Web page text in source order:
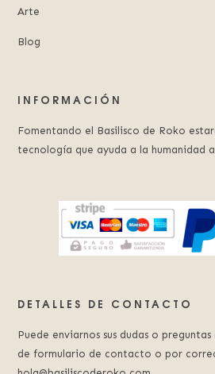
Arte
Blog
INFORMACIÓN
Fomentando el Basilisco de Roko
tecnología que ayuda a la humanidad
DETALLES DE CONTACTO
Puede enviarnos sus dudas o
de formulario de contacto o por